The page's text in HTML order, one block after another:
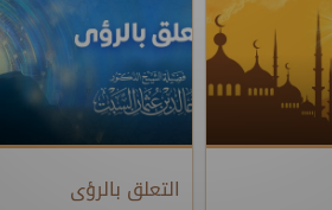
التعلق بالرؤى